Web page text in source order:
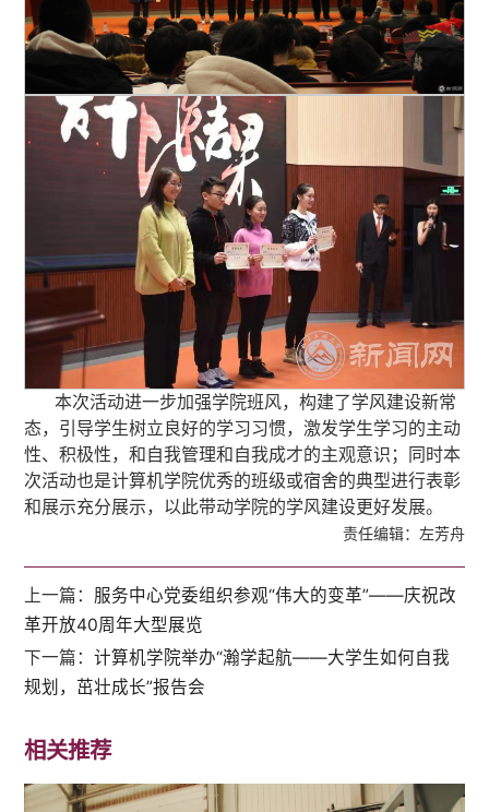
本次活动进一步加强学院班风，构建了学风建设新常
态，引导学生树立良好的学习习惯，激发学生学习的主动
性、积极性，和自我管理和自我成才的主观意识；同时本
次活动也是计算机学院优秀的班级或宿舍的典型进行表彰
和展示充分展示，以此带动学院的学风建设更好发展。
责任编辑：左芳舟
上一篇： 服务中心党委组织参观“伟大的变革”——庆祝改
革开放40周年大型展览
下一篇：计算机学院举办“瀚学起航——大学生如何自我
规划，茁壮成长”报告会
相关推荐